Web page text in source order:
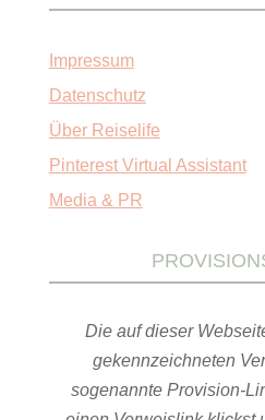
Impressum
Datenschutz
Über Reiselife
Pinterest Virtual Assistant
Media & PR
Die auf dieser
gekennzeichneten
sogenannte Provision-